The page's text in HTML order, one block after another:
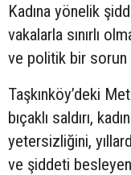
Kadına yönelik
vakalarla sınırlı
ve politik bir sorun
Taşkınköy’deki
bıçaklı saldırı,
yetersizliğini,
ve şiddeti